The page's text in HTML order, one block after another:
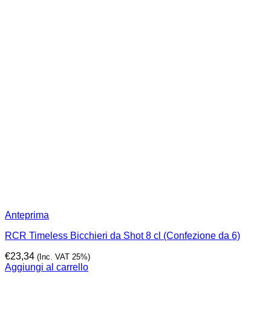
Anteprima
RCR Timeless Bicchieri da Shot 8 cl (Confezione da 6)
€23,34 (Inc. VAT 25%)
Aggiungi al carrello